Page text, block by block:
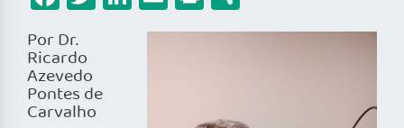
Por Dr.
Ricardo
Azevedo
Pontes de
Carvalho